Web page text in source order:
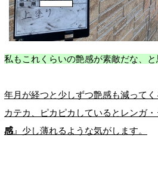
私もこれくらいの艶感が素敵だな、と
年月が経つと少しずつ艶感も減って
カテカ、ピカピカしているとレンガ
感 』少し薄れるような気がします。